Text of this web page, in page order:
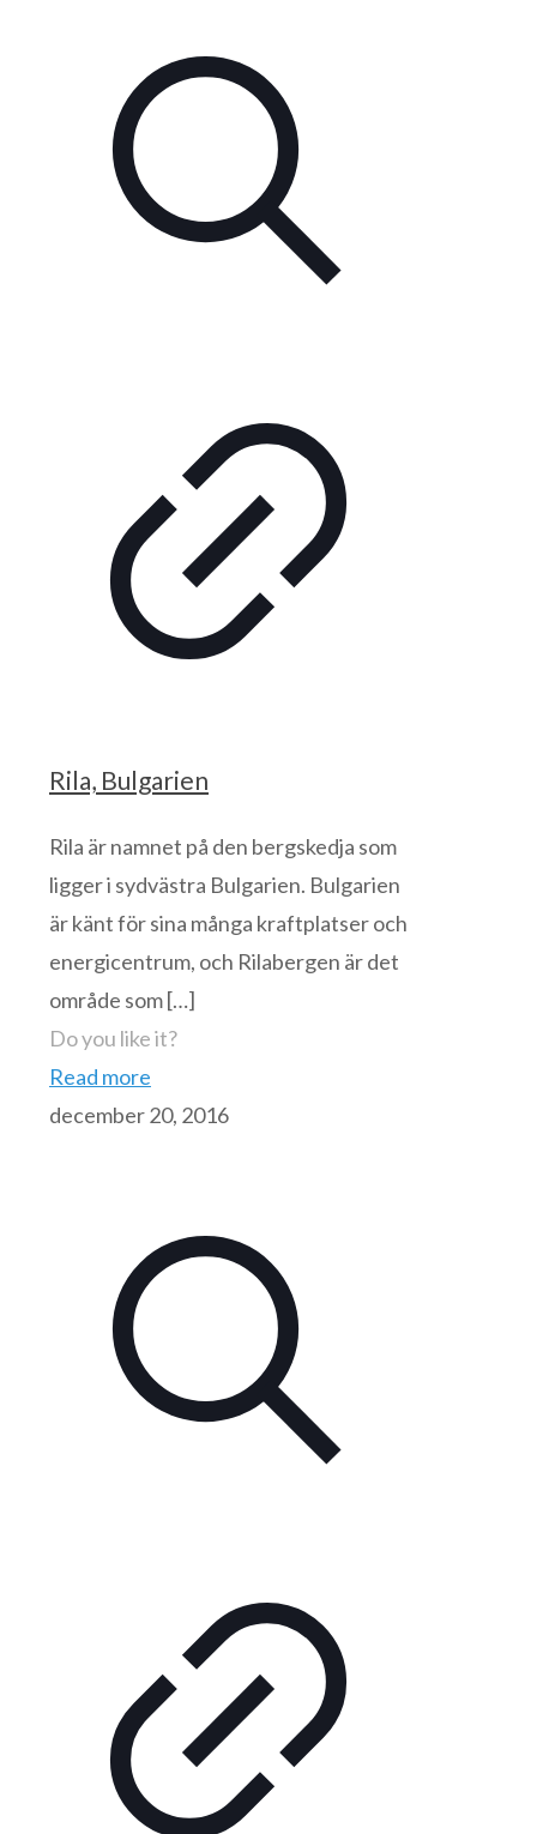
Rila, Bulgarien
Rila är namnet på den bergskedja som
ligger i sydvästra Bulgarien. Bulgarien
är känt för sina många kraftplatser och
energicentrum, och Rilabergen är det
område som[…]
Do you like it?
Read more
december 20, 2016